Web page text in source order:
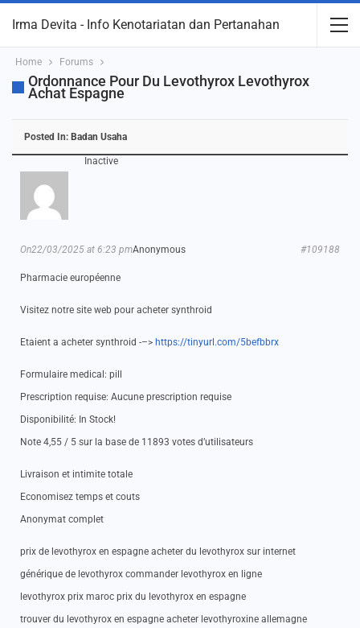
Irma Devita - Info Kenotariatan dan Pertanahan
Home Forums
Ordonnance Pour Du Levothyrox Levothyrox
Achat Espagne
Posted In: Badan Usaha
Inactive
Anonymous
On22/03/2025 at 6:23 pm #109188
Pharmacie européenne
Visitez notre site web pour acheter synthroid
Etaient a acheter synthroid -–> https://tinyurl.com/5befbbrx
Formulaire medical: pill
Prescription requise: Aucune prescription requise
Disponibilité: In Stock!
Note 4,55 / 5 sur la base de 11893 votes d’utilisateurs
Livraison et intimite totale
Economisez temps et couts
Anonymat complet
prix de levothyrox en espagne acheter du levothyrox sur internet
générique de levothyrox commander levothyrox en ligne
levothyrox prix maroc prix du levothyrox en espagne
trouver du levothyrox en espagne acheter levothyroxine allemagne